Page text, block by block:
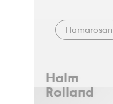
Halm
Rolland
Hamarosan